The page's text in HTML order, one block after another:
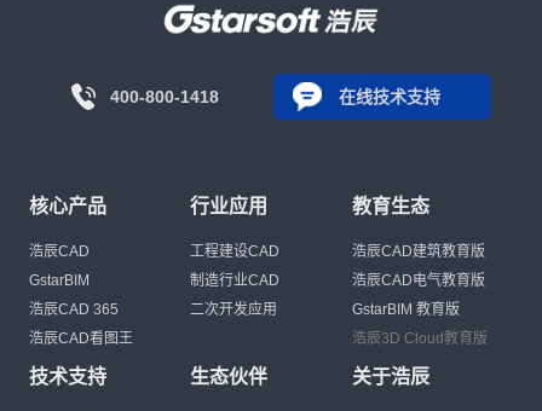
400-800-1418 在线技术支持
核心产品
浩辰CAD
GstarBIM
浩辰CAD 365
浩辰CAD看图王
行业应用
工程建设CAD
制造行业CAD
二次开发应用
教育生态
浩辰CAD建筑教育版
浩辰CAD电气教育版
GstarBIM 教育版
浩辰3D Cloud教育版
技术支持 生态伙伴 关于浩辰